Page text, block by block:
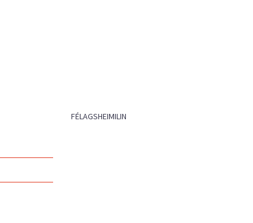
FÉLAGSHEIMILIN